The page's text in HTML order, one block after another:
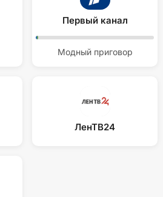
Первый канал
Модный приговор
ЛенТВ24